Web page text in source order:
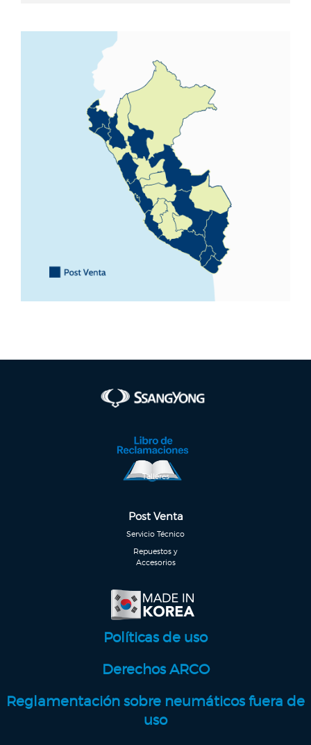
Talleres
Post Venta
Servicio Técnico
Repuestos y
Accesorios
Políticas de uso
Derechos ARCO
Reglamentación sobre neumáticos fuera de
uso